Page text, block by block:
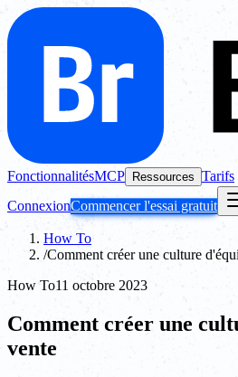
FonctionnalitésMCP Ressources Tarifs
ConnexionCommencer l'essai gratuit
How To
/Comment créer une culture
How To11 octobre 2023
Comment créer une
vente